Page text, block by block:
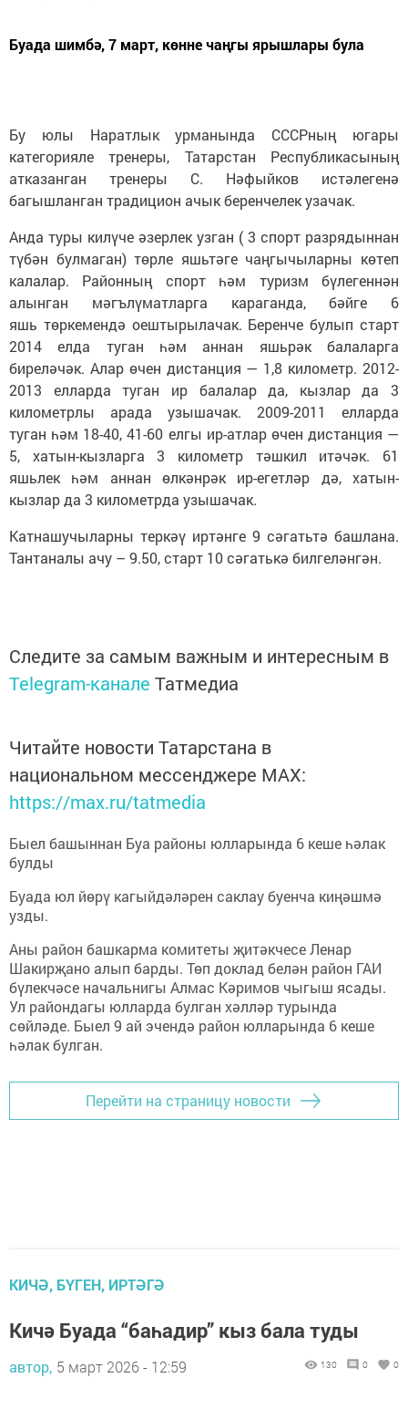
Буада шимбә, 7 март, көнне чаңгы ярышлары була
Бу юлы Наратлык урманында СССРның югары
категорияле тренеры, Татарстан Республикасының
атказанган тренеры С. Нәфыйков истәлегенә
багышланган традицион ачык беренчелек узачак.
Анда туры килүче әзерлек узган ( 3 спорт разрядыннан
түбән булмаган) төрле яшьтәге чаңгычыларны көтеп
калалар. Районның спорт һәм туризм бүлегеннән
алынган мәгълүматларга караганда, бәйге 6
яшь төркемендә оештырылачак. Беренче булып старт
2014 елда туган һәм аннан яшьрәк балаларга
биреләчәк. Алар өчен дистанция — 1,8 километр. 2012-
2013 елларда туган ир балалар да, кызлар да 3
километрлы арада узышачак. 2009-2011 елларда
туган һәм 18-40, 41-60 елгы ир-атлар өчен дистанция —
5, хатын-кызларга 3 километр тәшкил итәчәк. 61
яшьлек һәм аннан өлкәнрәк ир-егетләр дә, хатын-
кызлар да 3 километрда узышачак.
Катнашучыларны теркәү иртәнге 9 сәгатьтә башлана.
Тантаналы ачу – 9.50, старт 10 сәгатькә билгеләнгән.
Следите за самым важным и интересным в
Telegram-канале Татмедиа
Читайте новости Татарстана в
национальном мессенджере MАХ:
https://max.ru/tatmedia
Быел башыннан Буа районы юлларында 6 кеше һәлак
булды
Буада юл йөрү кагыйдәләрен саклау буенча киңәшмә
узды.
Аны район башкарма комитеты җитәкчесе Ленар
Шакирҗано алып барды. Төп доклад белән район ГАИ
бүлекчәсе начальнигы Алмас Кәримов чыгыш ясады.
Ул райондагы юлларда булган хәлләр турында
сөйләде. Быел 9 ай эчендә район юлларында 6 кеше
һәлак булган.
Перейти на страницу новости
КИЧӘ, БҮГЕН, ИРТӘГӘ
Кичә Буада “баһадир” кыз бала туды
автор, 5 март 2026 - 12:59 130 0 0